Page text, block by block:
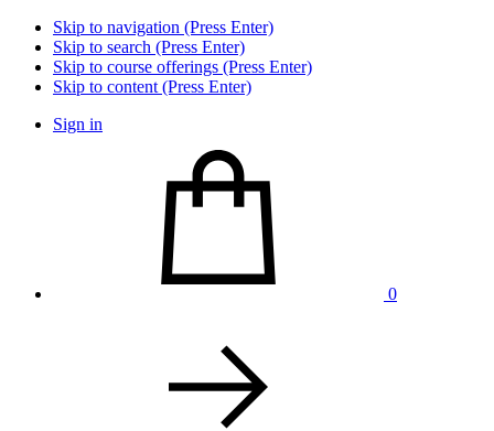
Skip to navigation (Press Enter)
Skip to search (Press Enter)
Skip to course offerings (Press Enter)
Skip to content (Press Enter)
Sign in
0